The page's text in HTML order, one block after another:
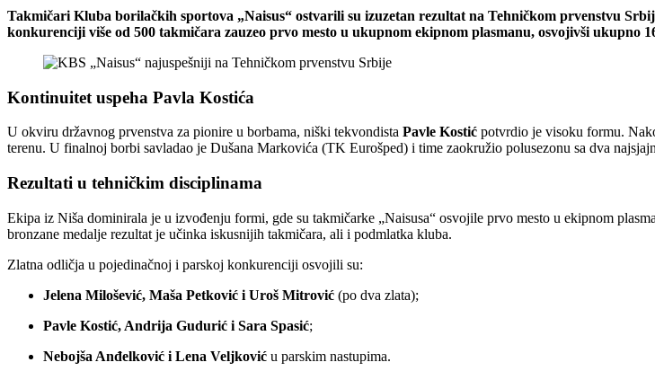
Takmičari Kluba borilačkih sportova „Naisus“ ostvarili su izuzetan rezultat na Tehničkom prvenstvu
konkurenciji više od 500 takmičara zauzeo prvo mesto u ukupnom ekipnom plasmanu, osvojivši ukupno
Kontinuitet uspeha Pavla Kostića
U okviru državnog prvenstva za pionire u borbama, niški tekvondista Pavle Kostić potvrdio je visoku formu.
terenu. U finalnoj borbi savladao je Dušana Markovića (TK Eurošped) i time zaokružio polusezonu sa dva
Rezultati u tehničkim disciplinama
Ekipa iz Niša dominirala je u izvođenju formi, gde su takmičarke „Naisusa“ osvojile prvo mesto u ekipnom
bronzane medalje rezultat je učinka iskusnijih takmičara, ali i podmlatka kluba.
Zlatna odličja u pojedinačnoj i parskoj konkurenciji osvojili su:
Jelena Milošević, Maša Petković i Uroš Mitrović (po dva zlata);
Pavle Kostić, Andrija Gudurić i Sara Spasić;
Nebojša Anđelković i Lena Veljković u parskim nastupima.